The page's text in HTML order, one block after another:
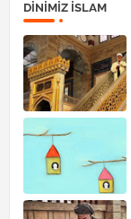
DINIMIZ ISLAM